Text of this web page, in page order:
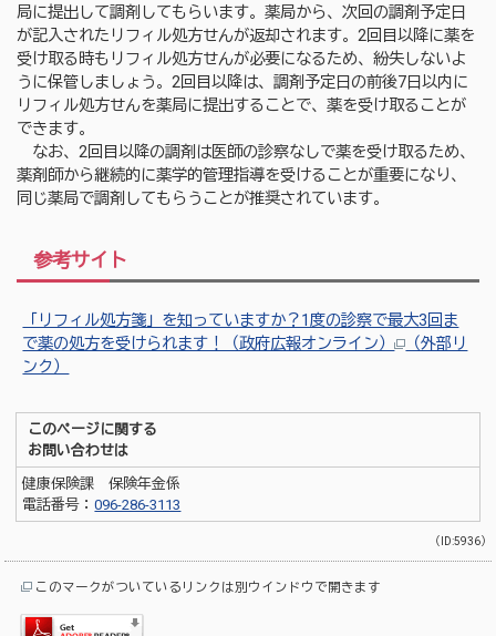
局に提出して調剤してもらいます。薬局から、次回の調剤予定日
が記入されたリフィル処方せんが返却されます。2回目以降に薬を
受け取る時もリフィル処方せんが必要になるため、紛失しないよ
うに保管しましょう。2回目以降は、調剤予定日の前後7日以内に
リフィル処方せんを薬局に提出することで、薬を受け取ることが
できます。
なお、2回目以降の調剤は医師の診察なしで薬を受け取るため、
薬剤師から継続的に薬学的管理指導を受けることが重要になり、
同じ薬局で調剤してもらうことが推奨されています。
参考サイト
「リフィル処方箋」を知っていますか？1度の診察で最大3回ま
で薬の処方を受けられます！（政府広報オンライン）
（外部リ
ンク）
このページに関する
お問い合わせは
健康保険課 保険年金係
電話番号：096-286-3113
（ID:5936）
このマークがついているリンクは別ウインドウで開きます